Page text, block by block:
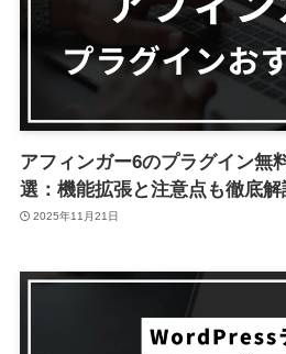
アフィンガー6のプラグイン無
選：機能拡張と注意点も徹底解
2025年11月21日